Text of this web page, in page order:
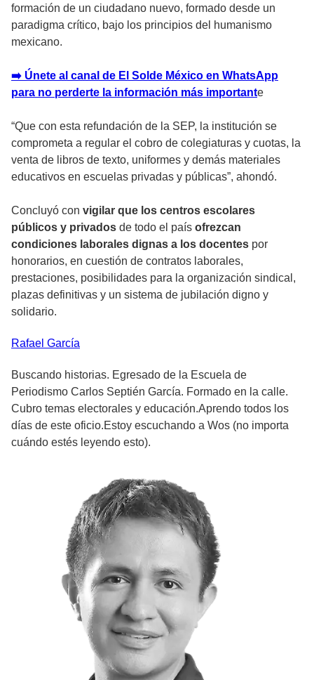
formación de un ciudadano nuevo, formado desde un
paradigma crítico, bajo los principios del humanismo
mexicano.
➡️ Únete al canal de El Solde México en WhatsApp
para no perderte la información más importante
“Que con esta refundación de la SEP, la institución se
comprometa a regular el cobro de colegiaturas y cuotas, la
venta de libros de texto, uniformes y demás materiales
educativos en escuelas privadas y públicas”, ahondó.
Concluyó con vigilar que los centros escolares
públicos y privados de todo el país ofrezcan
condiciones laborales dignas a los docentes por
honorarios, en cuestión de contratos laborales,
prestaciones, posibilidades para la organización sindical,
plazas definitivas y un sistema de jubilación digno y
solidario.
Rafael García
Buscando historias. Egresado de la Escuela de
Periodismo Carlos Septién García. Formado en la calle.
Cubro temas electorales y educación.Aprendo todos los
días de este oficio.Estoy escuchando a Wos (no importa
cuándo estés leyendo esto).